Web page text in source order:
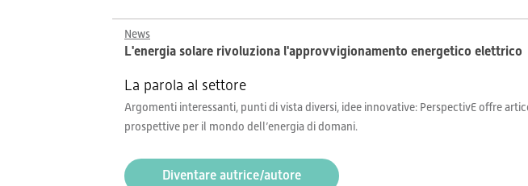
News
L'energia solare rivoluziona l'approvvigionamento energetico elettrico
La parola al settore
Argomenti interessanti, punti di vista diversi, idee innovative: PerspectivE offre
prospettive per il mondo dell’energia di domani.
Diventare autrice/autore